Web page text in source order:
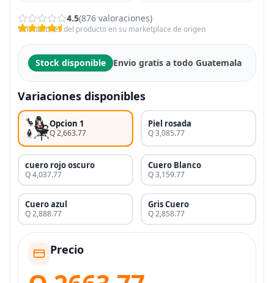
4.5(876 valoraciones)
Valoraciones del producto en su marketplace de origen
Stock disponible Envio gratis a todo Guatemala
Variaciones disponibles
Opcion 1
Q 2,663.77
Piel rosada
Q 3,085.77
cuero rojo oscuro
Q 4,037.77
Cuero Blanco
Q 3,159.77
Cuero azul
Q 2,888.77
Gris Cuero
Q 2,858.77
Precio